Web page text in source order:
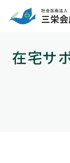
在宅サ